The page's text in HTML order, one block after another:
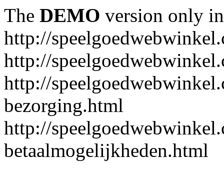
The DEMO version only
http://
http://
http://
bezorging.html
http://
betaalmogelijkheden.html